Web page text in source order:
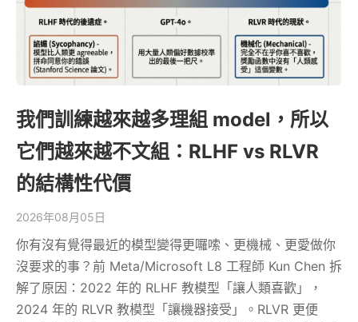
我們訓練越來越多理組 model，所以
它們越來越不文組：RLHF vs RLVR
的結構性代價
2026年08月05日
你有沒有覺得最近的模型變得更囉嗦、更機械、更愛做你
沒要求的事？前 Meta/Microsoft L8 工程師 Kun Chen 拆
解了原因：2022 年的 RLHF 教模型「讓人類喜歡」，
2024 年的 RLVR 教模型「讓機器接受」。RLVR 更便